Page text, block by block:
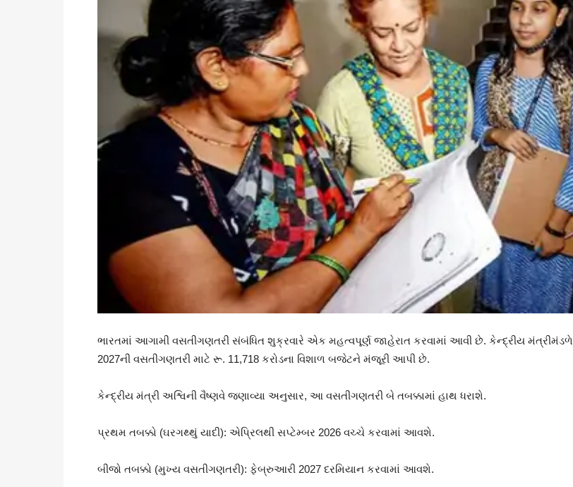
ભારતમાં આગામી વસતીગણતરી સંબંધિત શુક્રવારે એક મહત્વપૂર્ણ જાહેરાત કરવામાં આવી છે. કેન્દ્રીય મંત્રીમંડળે
2027ની વસતીગણતરી માટે રૂ. 11,718 કરોડના વિશાળ બજેટને મંજૂરી આપી છે.
કેન્દ્રીય મંત્રી અશ્વિની વૈષ્ણવે જણાવ્યા અનુસાર, આ વસતીગણતરી બે તબક્કામાં હાથ ધરાશે.
પ્રથમ તબક્કો (ઘરગથ્થું યાદી): એપ્રિલથી સપ્ટેમ્બર 2026 વચ્ચે કરવામાં આવશે.
બીજો તબક્કો (મુખ્ય વસતીગણતરી): ફેબ્રુઆરી 2027 દરમિયાન કરવામાં આવશે.